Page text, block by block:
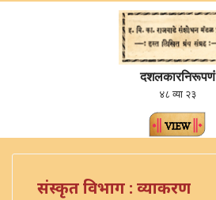
दशलकारनिरूपणं
४८ व्या २३
संस्कृत विभाग : व्याकरण